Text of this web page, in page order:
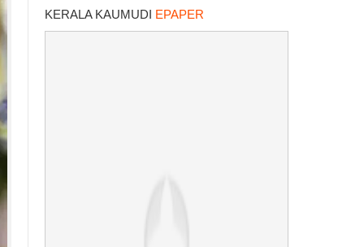
KERALA KAUMUDI EPAPER